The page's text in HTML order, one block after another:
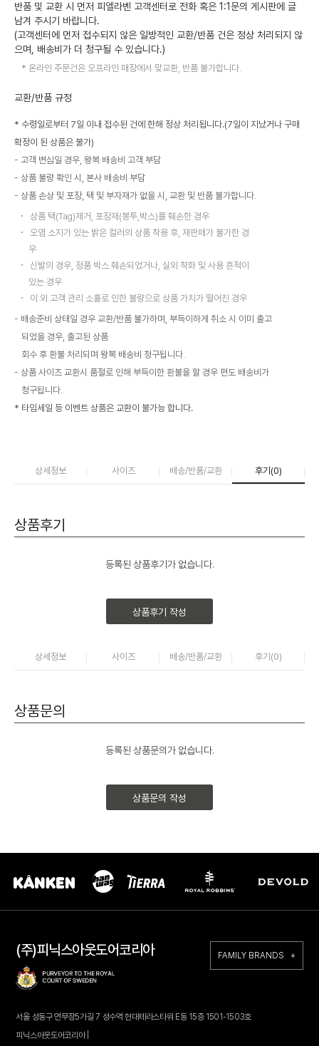
반품 및 교환 시 먼저 피엘라벤 고객센터로 전화 혹은 1:1문의 게시판에 글
남겨 주시기 바랍니다.
(고객센터에 먼저 접수되지 않은 일방적인 교환/반품 건은 정상 처리되지 않
으며, 배송비가 더 청구될 수 있습니다.)
온라인 주문건은 오프라인 매장에서 맞교환, 반품 불가합니다.
교환/반품 규정
* 수령일로부터 7일 이내 접수된 건에 한해 정상 처리됩니다.(7일이 지났거나 구매
확정이 된 상품은 불가)
고객 변심일 경우, 왕복 배송비 고객 부담
상품 불량 확인 시, 본사 배송비 부담
상품 손상 및 포장, 택 및 부자재가 없을 시, 교환 및 반품 불가합니다.
상품 택(Tag)제거, 포장재(봉투,박스)를 훼손한 경우
오염 소지가 있는 밝은 컬러의 상품 착용 후, 재판매가 불가한 경
우
신발의 경우, 정품 박스 훼손되었거나, 실외 착화 및 사용 흔적이
있는 경우
이 외 고객 관리 소홀로 인한 불량으로 상품 가치가 떨어진 경우
배송준비 상태일 경우 교환/반품 불가하며, 부득이하게 취소 시 이미 출고
되었을 경우, 출고된 상품
회수 후 환불 처리되며 왕복 배송비 청구됩니다.
상품 사이즈 교환시 품절로 인해 부득이한 환불을 할 경우 편도 배송비가
청구됩니다.
* 타임세일 등 이벤트 상품은 교환이 불가능 합니다.
상세정보 사이즈 배송/반품/교환 후기(0)
상품후기
등록된 상품후기가 없습니다.
상품후기 작성
상세정보 사이즈 배송/반품/교환 후기(0)
상품문의
등록된 상품문의가 없습니다.
상품문의 작성
(주)피닉스아웃도어코리아 FAMILY BRANDS +
서울 성동구 연무장5가길 7 성수역 현대테라스타워 E동 15층 1501-1503호
피닉스아웃도어코리아 |